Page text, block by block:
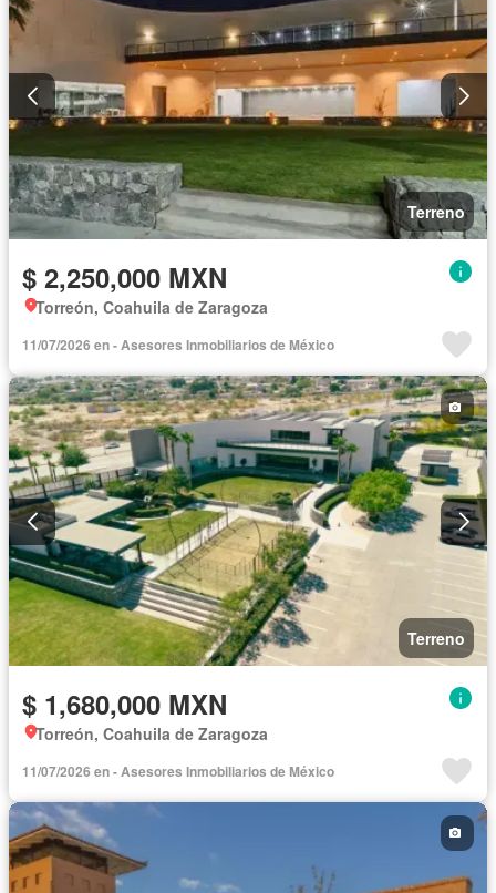
Terreno
$ 2,250,000 MXN
Torreón, Coahuila de Zaragoza
11/07/2026 en - Asesores Inmobiliarios de México
Terreno
$ 1,680,000 MXN
Torreón, Coahuila de Zaragoza
11/07/2026 en - Asesores Inmobiliarios de México